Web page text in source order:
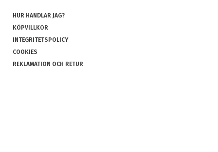
HUR HANDLAR JAG?
KÖPVILLKOR
INTEGRITETSPOLICY
COOKIES
REKLAMATION OCH RETUR